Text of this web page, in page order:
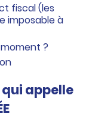
fiscal (les
imposable à
?
qui appelle